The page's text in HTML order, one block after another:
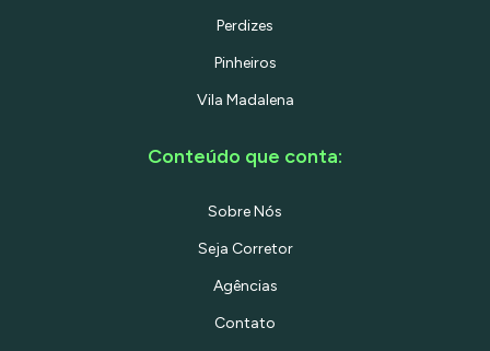
Perdizes
Pinheiros
Vila Madalena
Conteúdo que conta:
Sobre Nós
Seja Corretor
Agências
Contato